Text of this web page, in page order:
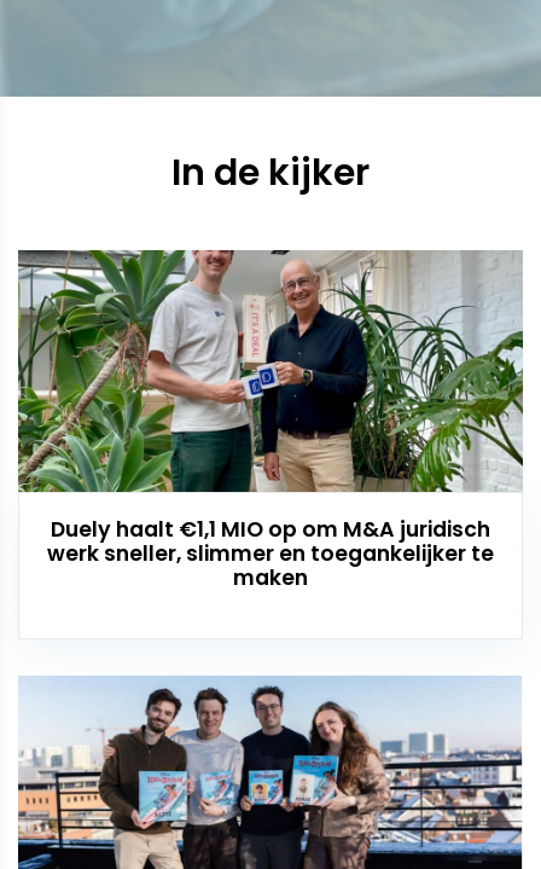
In de kijker
Duely haalt €1,1 MIO op om M&A juridisch
werk sneller, slimmer en toegankelijker te
maken